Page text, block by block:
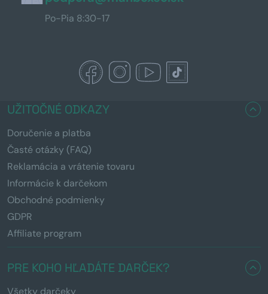
Po-Pia 8:30-17
UŽITOČNÉ ODKAZY
Doručenie a platba
Časté otázky (FAQ)
Reklamácia a vrátenie tovaru
Informácie k darčekom
Obchodné podmienky
GDPR
Affiliate program
PRE KOHO HĽADÁTE DARČEK?
Všetky darčeky